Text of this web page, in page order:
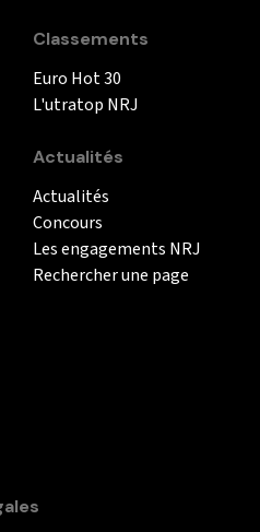
Classements
Euro Hot 30
L'utratop NRJ
Actualités
Actualités
Concours
Les engagements NRJ
Rechercher une page